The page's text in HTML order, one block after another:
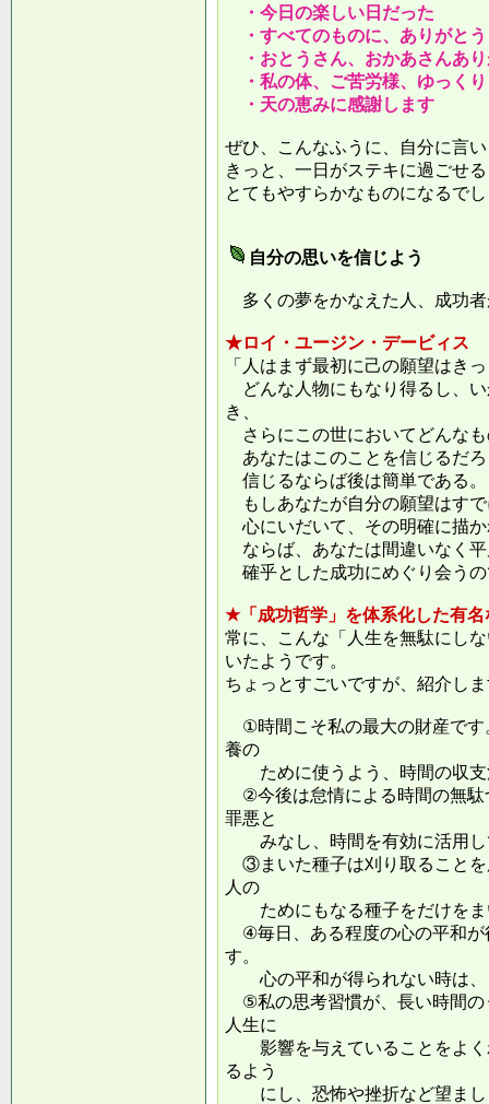
・今日の楽しい日だった
・すべてのものに、ありがとう
・おとうさん、おかあさんあ
・私の体、ご苦労様、ゆっく
・天の恵みに感謝します
ぜひ、こんなふうに、自分に言
きっと、一日がステキに過ごせ
とてもやすらかなものになるで
自分の思いを信じよう
多くの夢をかなえた人、成功
★ロイ・ユージン・デービィス
「人はまず最初に己の願望はき
どんな人物にもなり得るし、
き、
さらにこの世においてどんな
あなたはこのことを信じるだ
信じるならば後は簡単である。
もしあなたが自分の願望はす
心にいだいて、その明確に描
ならば、あなたは間違いなく
確乎とした成功にめぐり会う
★「成功哲学」を体系化した有
常に、こんな「人生を無駄にし
いたようです。
ちょっとすごいですが、紹介し
①時間こそ私の最大の財産です
養の
ために使うよう、時間の収支
②今後は怠情による時間の無駄
罪悪と
みなし、時間を有効に活用し
③まいた種子は刈り取ることを
人の
ためにもなる種子をだけをま
④毎日、ある程度の心の平和が
す。
心の平和が得られない時は、
⑤私の思考習慣が、長い時間の
人生に
影響を与えていることをよく
るよう
にし、恐怖や挫折など望まし